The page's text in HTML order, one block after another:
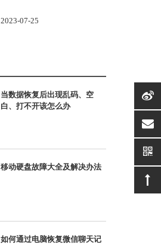
2023-07-25
当数据恢复后出现乱码、空
白、打不开该怎么办
移动硬盘故障大全及解决办法
如何通过电脑恢复微信聊天记